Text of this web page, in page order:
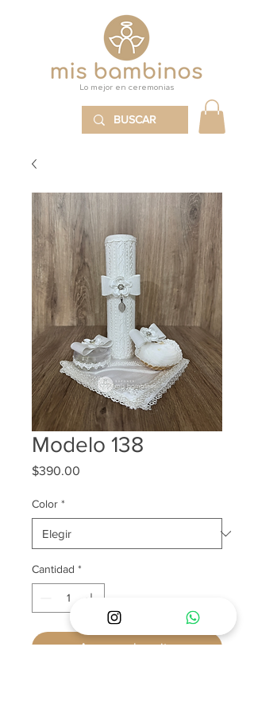
Lo mejor en ceremonias
Modelo 138
$390.00
Color *
Cantidad *
Agregar al carrito